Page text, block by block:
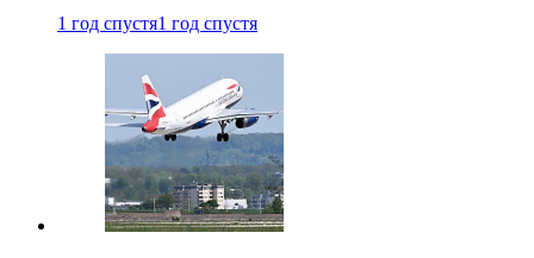
1 год спустя1 год спустя